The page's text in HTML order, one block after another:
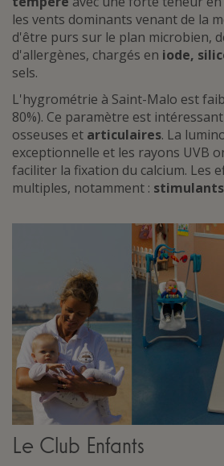
les vents dominants venant de la
d'être purs sur le plan microbien,
d'allergènes, chargés en iode,
sels.
L'hygrométrie à Saint-Malo est
80%). Ce paramètre est
osseuses et articulaires. La
exceptionnelle et les rayons UVB
faciliter la fixation du calcium. Les
multiples, notamment : stimulants
Le Club Enfants